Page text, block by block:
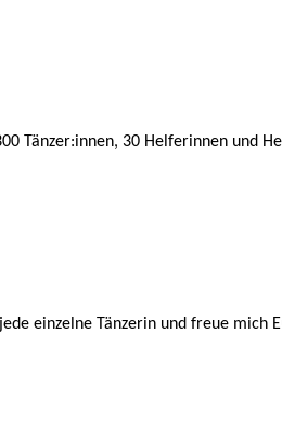
Tänzer:innen, 30 Helferinnen und
einzelne Tänzerin und freue